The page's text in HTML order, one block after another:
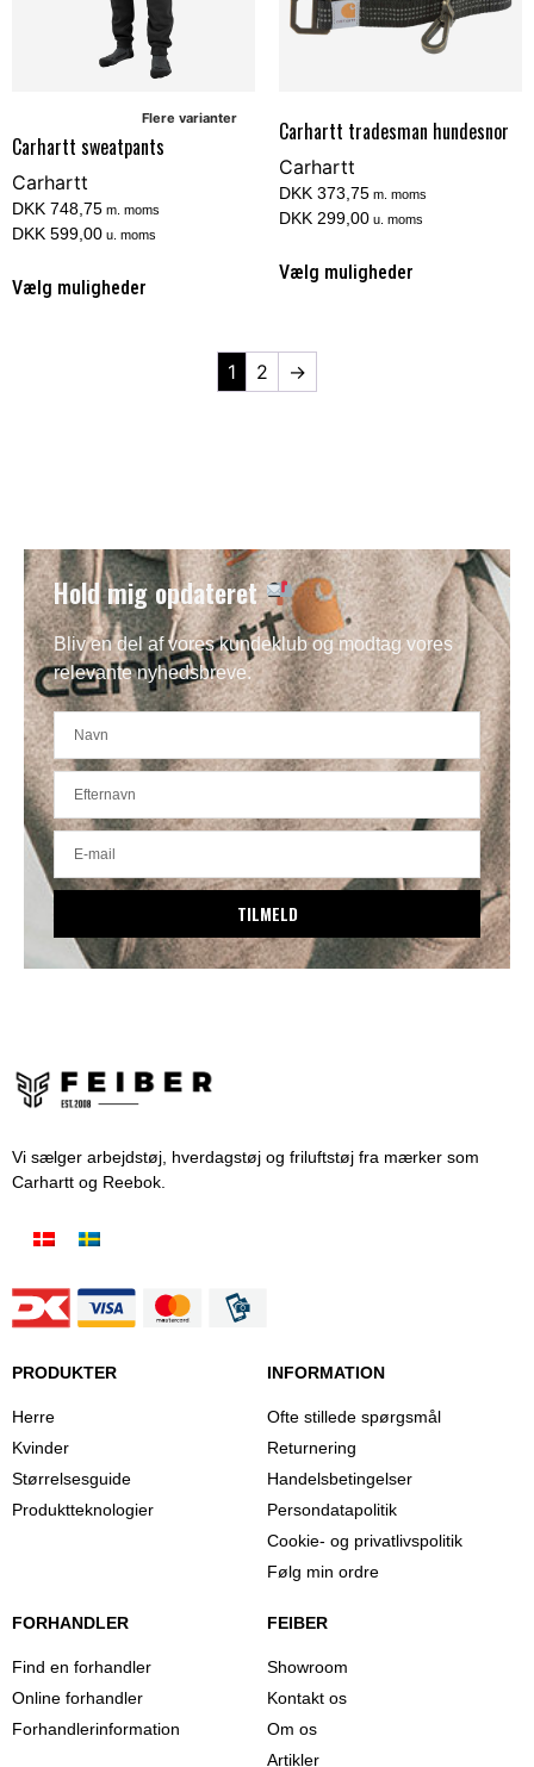
Flere varianter
Carhartt sweatpants
Carhartt
DKK 748,75 m. moms
DKK 599,00 u. moms
Vælg muligheder
Carhartt tradesman hundesnor
Carhartt
DKK 373,75 m. moms
DKK 299,00 u. moms
Vælg muligheder
1 2 →
Hold mig opdateret
Bliv en del af vores kundeklub og modtag vores
relevante nyhedsbreve.
TILMELD
Vi sælger arbejdstøj, hverdagstøj og friluftstøj fra mærker som
Carhartt og Reebok.
PRODUKTER
Herre
Kvinder
Størrelsesguide
Produktteknologier
INFORMATION
Ofte stillede spørgsmål
Returnering
Handelsbetingelser
Persondatapolitik
Cookie- og privatlivspolitik
Følg min ordre
FORHANDLER
Find en forhandler
Online forhandler
Forhandlerinformation
FEIBER
Showroom
Kontakt os
Om os
Artikler